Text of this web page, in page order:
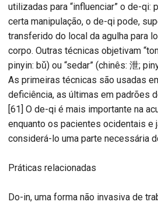
utilizadas para “influenciar” o de-qi:
certa manipulação, o de-qi pode,
transferido do local da agulha para
corpo. Outras técnicas objetivam
pinyin: bǔ) ou “sedar” (chinês: 泄;
As primeiras técnicas são usadas
deficiência, as últimas em padrões
[61] O de-qi é mais importante na
enquanto os pacientes ocidentais e
considerá-lo uma parte necessária
Práticas relacionadas
Do-in, uma forma não invasiva de